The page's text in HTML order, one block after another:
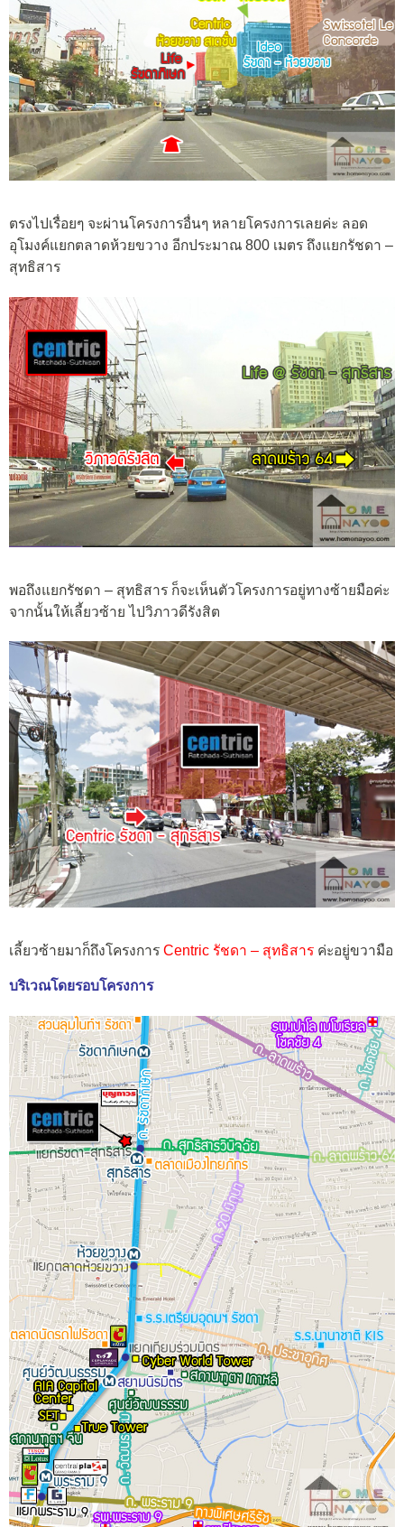
ตรงไปเรื่อยๆ จะผ่านโครงการอื่นๆ หลายโครงการเลยค่ะ ลอด
อุโมงค์แยกตลาดห้วยขวาง อีกประมาณ 800 เมตร ถึงแยกรัชดา –
สุทธิสาร
พอถึงแยกรัชดา – สุทธิสาร ก็จะเห็นตัวโครงการอยู่ทางซ้ายมือค่ะ
จากนั้นให้เลี้ยวซ้าย ไปวิภาวดีรังสิต
เลี้ยวซ้ายมาก็ถึงโครงการ Centric รัชดา – สุทธิสาร ค่ะอยู่ขวามือ
บริเวณโดยรอบโครงการ